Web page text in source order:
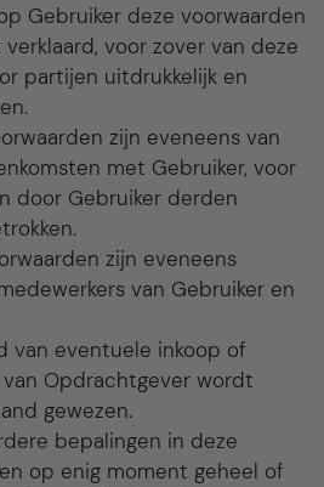
en reclames,
Gebruiker deze voorwaarden
voor zover van deze
partijen uitdrukkelijk en
zijn eveneens van
met Gebruiker, voor
door Gebruiker derden
zijn eveneens
van Gebruiker en
van eventuele inkoop­ of
Opdrachtgever wordt
gewezen.
bepalingen in deze
op enig moment geheel of